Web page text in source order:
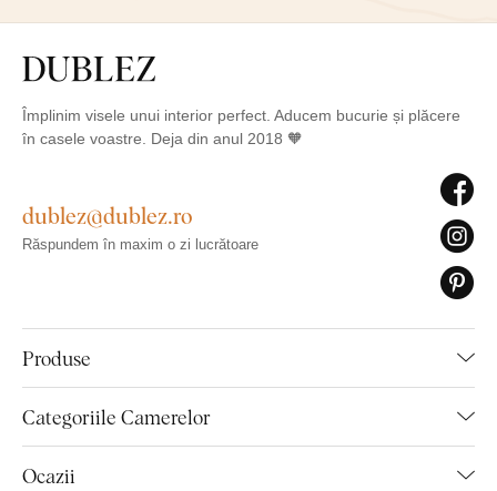
Împlinim visele unui interior perfect. Aducem bucurie și plăcere
în casele voastre. Deja din anul 2018 🧡
Produse
Categoriile Camerelor
Ocazii
dublez@dublez.ro
Răspundem în maxim o zi lucrătoare